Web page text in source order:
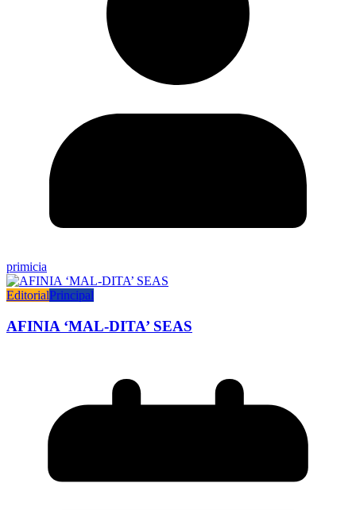
primicia
EditorialPrincipal
AFINIA ‘MAL-DITA’ SEAS